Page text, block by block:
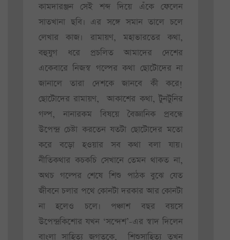
কামদারঞ্জন সেই শব্দ দিয়ে এঁকে ফেলেন
সাতখানা ছবি। এর সঙ্গে সমান তালে চলে
লেখার কাজ। রামায়ণ, মহাভারতের কথা,
বহুযুগ ধরে প্রচলিত আমাদের দেশের
একেবারে নিজস্ব গল্পের কথা ছোটোদের না
জানালে তারা দেশকে জানবে কী করে!
ছোটোদের রামায়ণ, আকাশের কথা, টুনটুনির
গল্প, নানারকম বিষয়ে বৈজ্ঞানিক প্রবন্ধে
উপেন্দ্র চেষ্টা করতেন যতটা ছোটোদের মতো
করে বড়ো হওয়ার সব কথা বলা যায়।
নীতিকথার কচকচি সেখানে তেমন থাকত না,
অথচ গল্পের শেষে শিশু পাঠক বুঝে যেত
জীবনে চলার পথে কোনটা দরকার আর কোনটা
না হলেও চলে। পঞ্চাশ বছর বয়সে
উপেন্দ্রকিশোর যখন ‘সন্দেশ’-এর স্বাদ দিলেন
বাংলা সাহিত্য জগতকে, শিশুসাহিত্য তখন